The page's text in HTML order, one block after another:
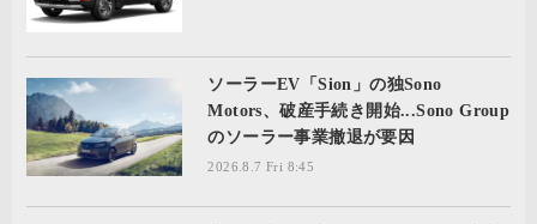
ソーラーEV「Sion」の独Sono
Motors、破産手続き開始...Sono Group
のソーラー事業撤退が要因
2026.8.7 Fri 8:45